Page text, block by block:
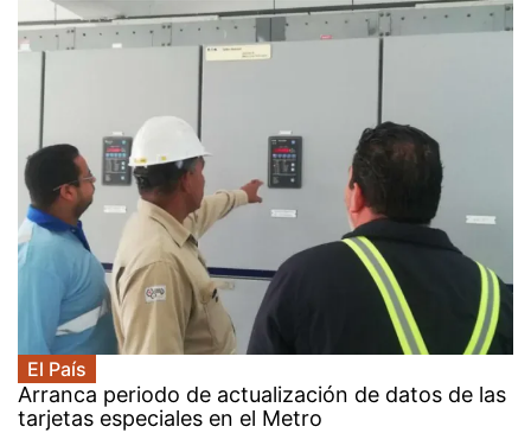
El País
Arranca periodo de actualización de datos de las
tarjetas especiales en el Metro